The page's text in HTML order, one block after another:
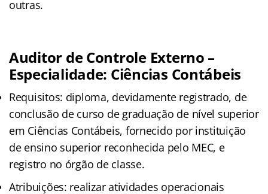
outras.
Auditor de Controle Externo –
Especialidade: Ciências Contábeis
Requisitos: diploma, devidamente registrado, de
conclusão de curso de graduação de nível superior
em Ciências Contábeis, fornecido por instituição
de ensino superior reconhecida pelo MEC, e
registro no órgão de classe.
Atribuições: realizar atividades operacionais